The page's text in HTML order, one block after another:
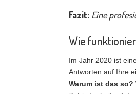
Fazit: Eine
Wie
Im Jahr 2020 ist
Antworten auf Ihre
Warum ist das so?